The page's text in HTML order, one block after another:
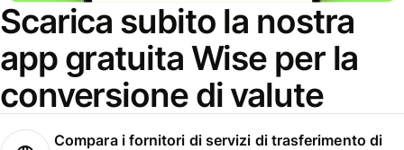
Scarica subito la nostra
app gratuita Wise per la
conversione di valute
Compara i fornitori di servizi di trasferimento di